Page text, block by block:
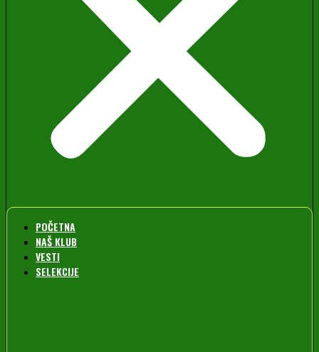
POČETNA
NAŠ KLUB
VESTI
SELEKCIJE